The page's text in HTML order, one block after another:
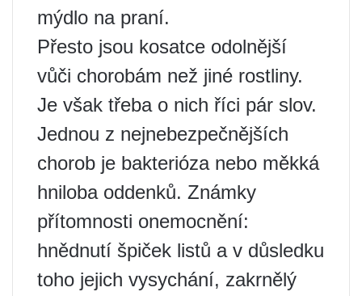
mýdlo na praní.
Přesto jsou kosatce odolnější
vůči chorobám než jiné rostliny.
Je však třeba o nich říci pár slov.
Jednou z nejnebezpečnějších
chorob je bakterióza nebo měkká
hniloba oddenků. Známky
přítomnosti onemocnění:
hnědnutí špiček listů a v důsledku
toho jejich vysychání, zakrnělý